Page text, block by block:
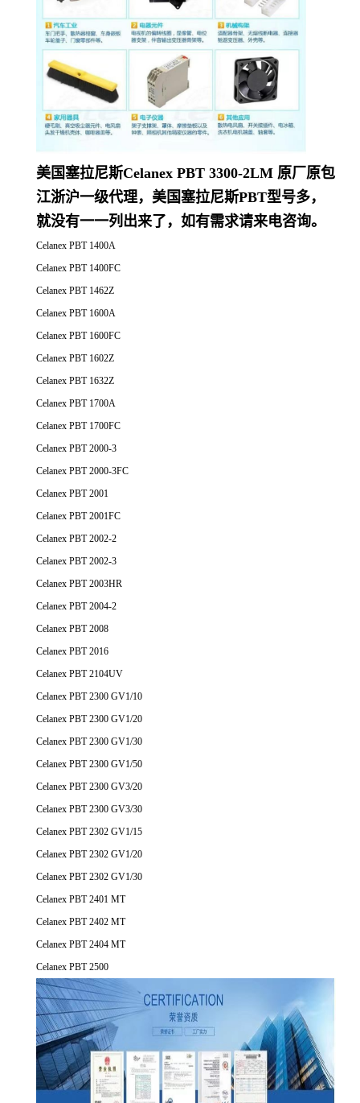
美国塞拉尼斯Celanex PBT 3300-2LM 原厂原包
江浙沪一级代理，美国塞拉尼斯PBT型号多，
就没有一一列出来了，如有需求请来电咨询。
Celanex PBT 1400A
Celanex PBT 1400FC
Celanex PBT 1462Z
Celanex PBT 1600A
Celanex PBT 1600FC
Celanex PBT 1602Z
Celanex PBT 1632Z
Celanex PBT 1700A
Celanex PBT 1700FC
Celanex PBT 2000-3
Celanex PBT 2000-3FC
Celanex PBT 2001
Celanex PBT 2001FC
Celanex PBT 2002-2
Celanex PBT 2002-3
Celanex PBT 2003HR
Celanex PBT 2004-2
Celanex PBT 2008
Celanex PBT 2016
Celanex PBT 2104UV
Celanex PBT 2300 GV1/10
Celanex PBT 2300 GV1/20
Celanex PBT 2300 GV1/30
Celanex PBT 2300 GV1/50
Celanex PBT 2300 GV3/20
Celanex PBT 2300 GV3/30
Celanex PBT 2302 GV1/15
Celanex PBT 2302 GV1/20
Celanex PBT 2302 GV1/30
Celanex PBT 2401 MT
Celanex PBT 2402 MT
Celanex PBT 2404 MT
Celanex PBT 2500